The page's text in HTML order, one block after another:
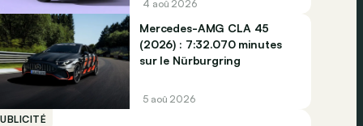
4 aoû 2026
Mercedes-AMG CLA 45
(2026) : 7:32.070 minutes
sur le Nürburgring
5 aoû 2026